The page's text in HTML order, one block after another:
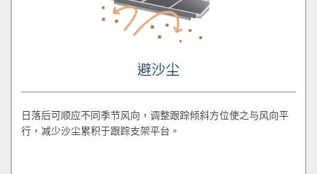
避沙尘
日落后可顺应不同季节风向，调整跟踪倾斜方位使之与风向平
行，减少沙尘累积于跟踪支架平台。